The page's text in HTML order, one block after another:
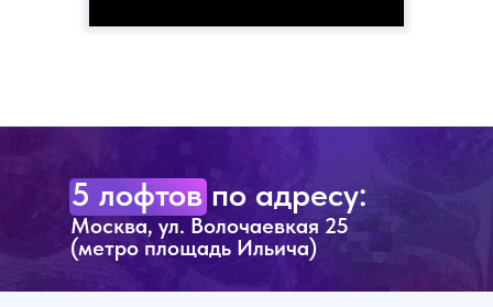
5 лофтов по адресу:
Москва, ул. Волочаевкая 25
(метро площадь Ильича)